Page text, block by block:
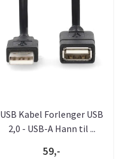
USB Kabel Forlenger USB
2,0 - USB-A Hann til ...
59,-